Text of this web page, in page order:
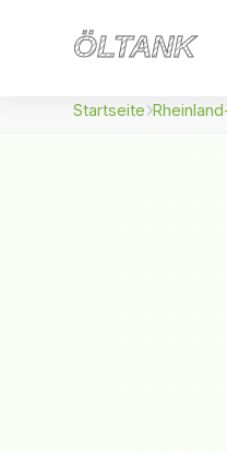
ÖLTANK
ÖLTANK
Startseite